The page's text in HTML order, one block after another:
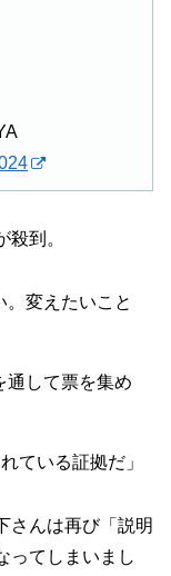
到。
。変えたいこと
通して票を集め
ている証拠だ」
さんは再び「説明
ってしまいまし